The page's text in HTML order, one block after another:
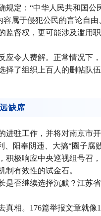
规定：“中华人民共和国
属于侵犯公民的言论自由
监督权，更可能涉及滥用
应令人费解。正常情况下
择了组织上百人的删帖队
缺席
进驻工作，并将对南京市
阳奉阴违、大搞“圈子腐
积极响应中央巡视组号召
制有效性的试金石。
是否继续选择沉默？江苏
真相。176篇举报文章就像